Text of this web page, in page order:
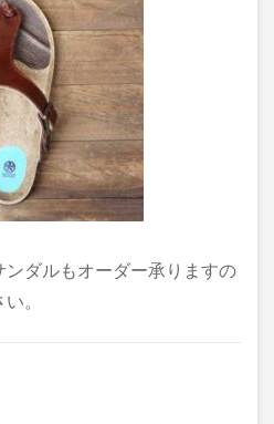
ダルもオーダー承りますの
。